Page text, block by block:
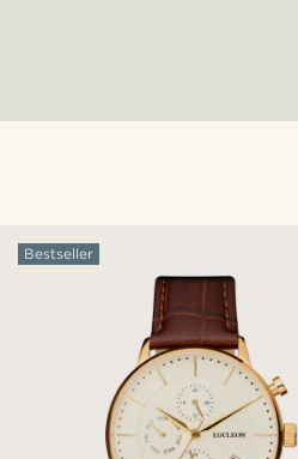
Bestseller